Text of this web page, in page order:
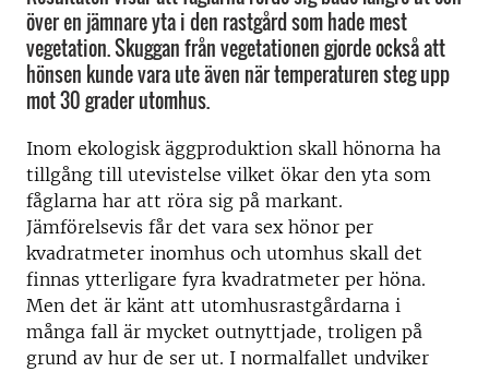
över en jämnare yta i den rastgård som hade mest
vegetation. Skuggan från vegetationen gjorde också att
hönsen kunde vara ute även när temperaturen steg upp
mot 30 grader utomhus.
Inom ekologisk äggproduktion skall hönorna ha
tillgång till utevistelse vilket ökar den yta som
fåglarna har att röra sig på markant.
Jämförelsevis får det vara sex hönor per
kvadratmeter inomhus och utomhus skall det
finnas ytterligare fyra kvadratmeter per höna.
Men det är känt att utomhusrastgårdarna i
många fall är mycket outnyttjade, troligen på
grund av hur de ser ut. I normalfallet undviker